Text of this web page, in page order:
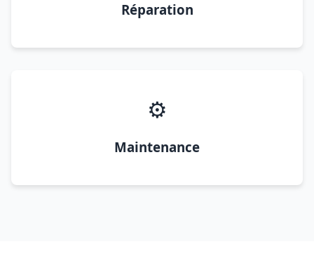
Réparation
⚙️
Maintenance